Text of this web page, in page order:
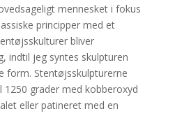
mennesket i fokus
principper med et
bliver
indtil jeg syntes skulpturen
form. Stentøjsskulpturerne
grader med kobberoxyd
eller patineret med en